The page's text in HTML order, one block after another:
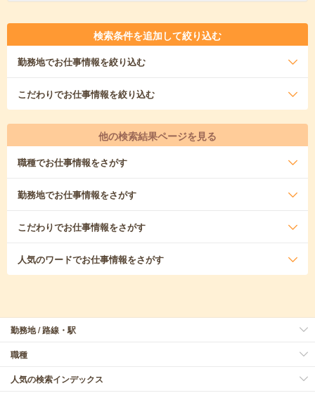
検索条件を追加して絞り込む
勤務地でお仕事情報を絞り込む
こだわりでお仕事情報を絞り込む
他の検索結果ページを見る
職種でお仕事情報をさがす
勤務地でお仕事情報をさがす
こだわりでお仕事情報をさがす
人気のワードでお仕事情報をさがす
勤務地 / 路線・駅
職種
人気の検索インデックス